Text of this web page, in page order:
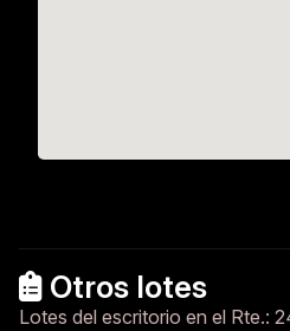
Otros lotes
Lotes del escritorio en el Rte.: